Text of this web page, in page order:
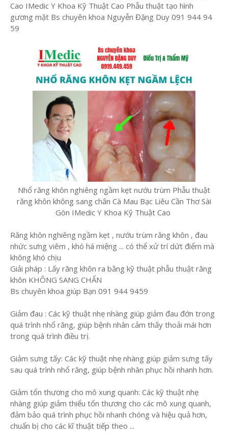
Cao IMedic Y Khoa Kỹ Thuật Cao Phẫu thuật tạo hình
gương mặt Bs chuyên khoa Nguyễn Đặng Duy 091 944 94
59
Nhổ răng khôn nghiêng ngầm kẹt nướu trùm Phẫu thuật
răng khôn không sang chấn Cà Mau Bạc Liêu Cần Thơ Sài
Gòn IMedic Y Khoa Kỹ Thuật Cao
Răng khôn nghiêng ngầm kẹt , nướu trùm răng khôn , đau
nhức sưng viêm , khó há miệng ... có thể xử trí dứt điểm mà
không khó chịu
Giải pháp : Lấy răng khôn ra bằng kỹ thuật phẫu thuật răng
khôn KHÔNG SANG CHẤN
Bs chuyên khoa giúp Bạn 091 944 9459
Giảm đau : Các kỹ thuật nhẹ nhàng giúp giảm đau đớn trong
quá trình nhổ răng, giúp bệnh nhân cảm thấy thoải mái hơn
trong quá trình điều trị.
Giảm sưng tấy: Các kỹ thuật nhẹ nhàng giúp giảm sưng tấy
sau quá trình nhổ răng, giúp bệnh nhân phục hồi nhanh hơn.
Giảm tổn thương cho mô xung quanh: Các kỹ thuật nhẹ
nhàng giúp giảm thiểu tổn thương cho các mô xung quanh,
đảm bảo quá trình phục hồi nhanh chóng và hiệu quả hơn,
chuẩn bị cho các kĩ thuật tiếp theo ...